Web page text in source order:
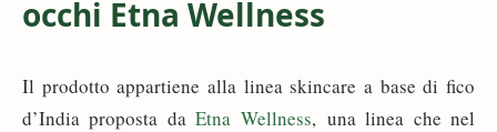
occhi Etna Wellness
Il prodotto appartiene alla linea skincare a base di fico
d’India proposta daEtna Wellness, una linea che nel